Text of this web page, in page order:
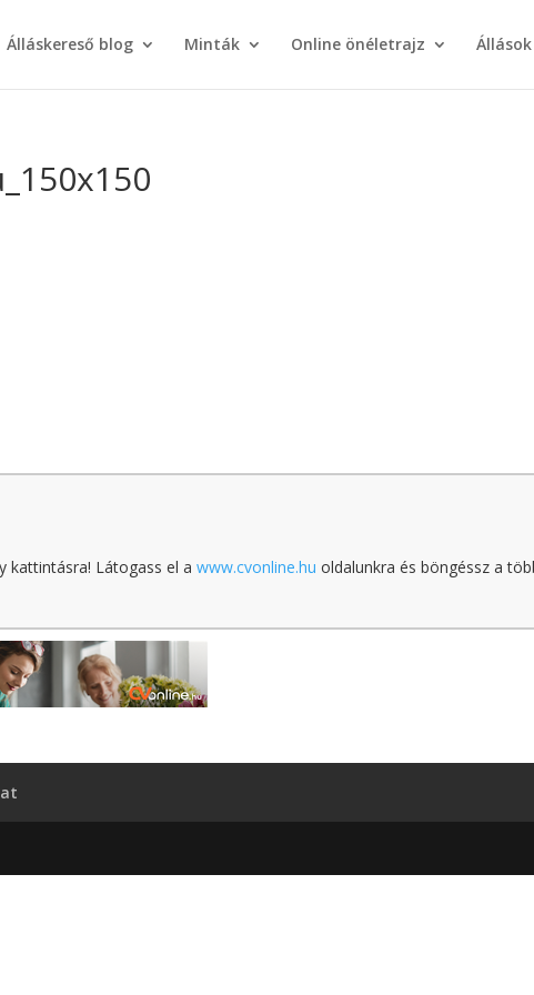
Álláskereső blog Minták Online önéletrajz Állások
kattintásra! Látogass el awww.cvonline.hu oldalunkra és böngéssz a